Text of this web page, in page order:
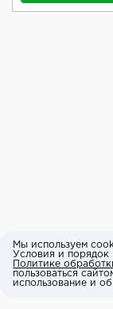
Мы используем
Условия и порядок
Политике
пользоваться
использование и